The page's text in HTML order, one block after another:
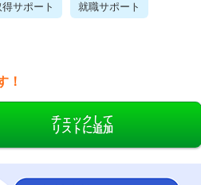
サポート 就職サポート
！
チェックして
リストに追加